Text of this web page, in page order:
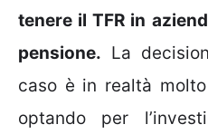
tenere il TFR in
pensione. La
caso è in realtà
optando per